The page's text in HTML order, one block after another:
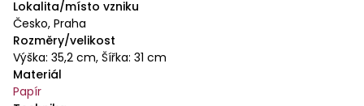
Lokalita/místo vzniku
Česko, Praha
Rozměry/velikost
Výška: 35,2 cm, Šířka: 31 cm
Materiál
Papír